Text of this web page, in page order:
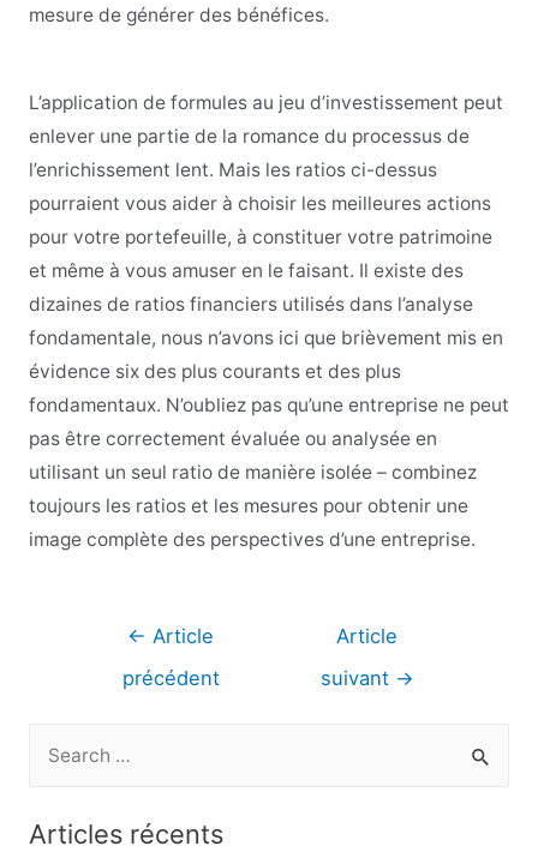
mesure de générer des bénéfices.
L’application de formules au jeu d’investissement peut
enlever une partie de la romance du processus de
l’enrichissement lent. Mais les ratios ci-dessus
pourraient vous aider à choisir les meilleures actions
pour votre portefeuille, à constituer votre patrimoine
et même à vous amuser en le faisant. Il existe des
dizaines de ratios financiers utilisés dans l’analyse
fondamentale, nous n’avons ici que brièvement mis en
évidence six des plus courants et des plus
fondamentaux. N’oubliez pas qu’une entreprise ne peut
pas être correctement évaluée ou analysée en
utilisant un seul ratio de manière isolée – combinez
toujours les ratios et les mesures pour obtenir une
image complète des perspectives d’une entreprise.
Navigation
l’article
← Article
précédent
Article
suivant →
Articles récents